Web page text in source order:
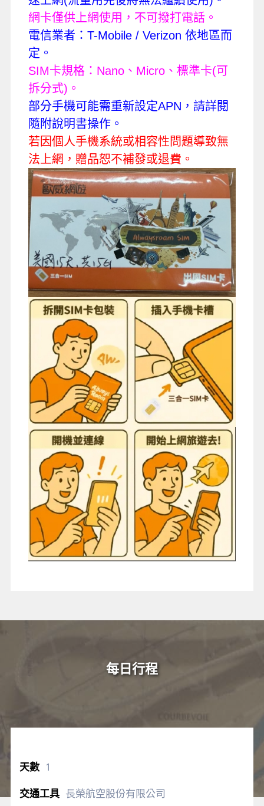
網卡僅供上網使用，不可撥打電話。
電信業者： T-Mobile / Verizon 依地區而
定。
SIM卡規格： Nano、 Micro、標準卡(可
拆分式) 。
部分手機可能需重新設定APN ，請詳閱
隨附說明書操作。
若因個人手機系統或相容性問題導致無
法上網，贈品恕不補發或退費。
每日行程
1
長榮航空股份有限公司